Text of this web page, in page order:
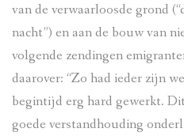
van de verwaarloosde grond
nacht”) en aan de bouw van
volgende zendingen
daarover: “Zo had ieder zijn
begintijd erg hard gewerkt.
goede verstandhouding